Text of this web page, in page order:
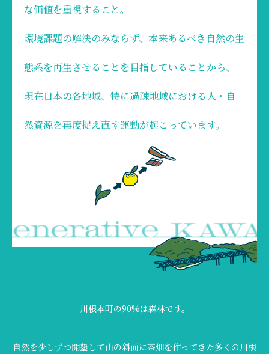
な価値を重視すること。
環境課題の解決のみならず、本来あるべき自然の生
態系を再生させることを目指していることから、
現在日本の各地域、特に過疎地域における人・自
然資源を再度捉え直す運動が起こっています。
川根本町の90%は森林です。
自然を少しずつ開墾して山の斜面に茶畑を作ってきた多くの川根